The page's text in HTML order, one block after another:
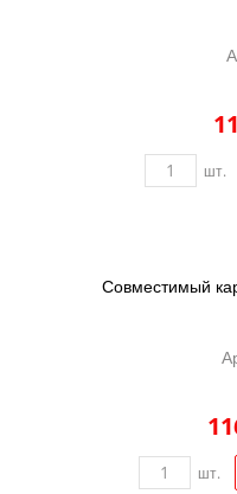
шт.
Совместимый
шт.